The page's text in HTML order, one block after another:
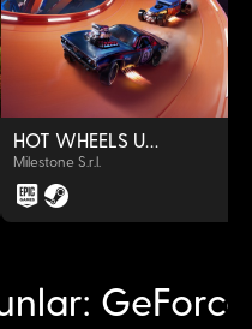
OYNAT
HOT WHEELS UNLEASHED™
Milestone S.r.l.
GeForce